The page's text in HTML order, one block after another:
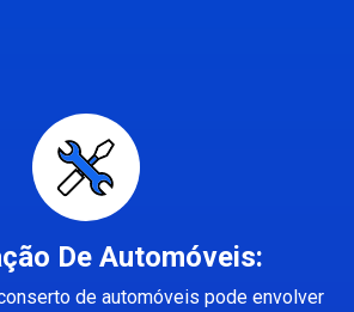
De Automóveis:
de automóveis pode envolver